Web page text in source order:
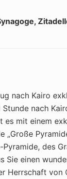
nach Kairo
nach
es mit einem
des
einen
Herrschaft